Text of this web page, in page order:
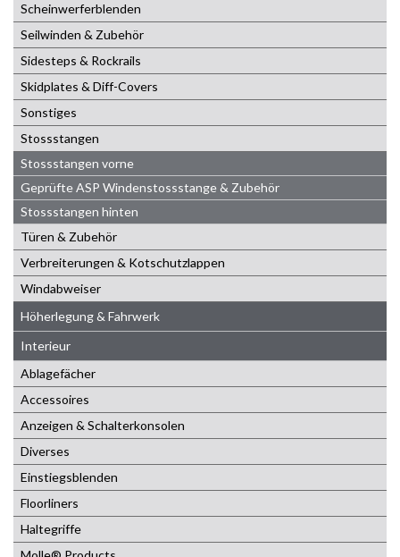
Scheinwerferblenden
Seilwinden & Zubehör
Sidesteps & Rockrails
Skidplates & Diff-Covers
Sonstiges
Stossstangen
Stossstangen vorne
Geprüfte ASP Windenstossstange & Zubehör
Stossstangen hinten
Türen & Zubehör
Verbreiterungen & Kotschutzlappen
Windabweiser
Höherlegung & Fahrwerk
Interieur
Ablagefächer
Accessoires
Anzeigen & Schalterkonsolen
Diverses
Einstiegsblenden
Floorliners
Haltegriffe